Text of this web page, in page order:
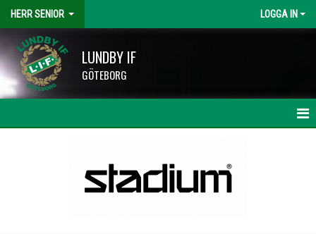
HERR SENIOR LOGGA IN
LUNDBY IF
GÖTEBORG